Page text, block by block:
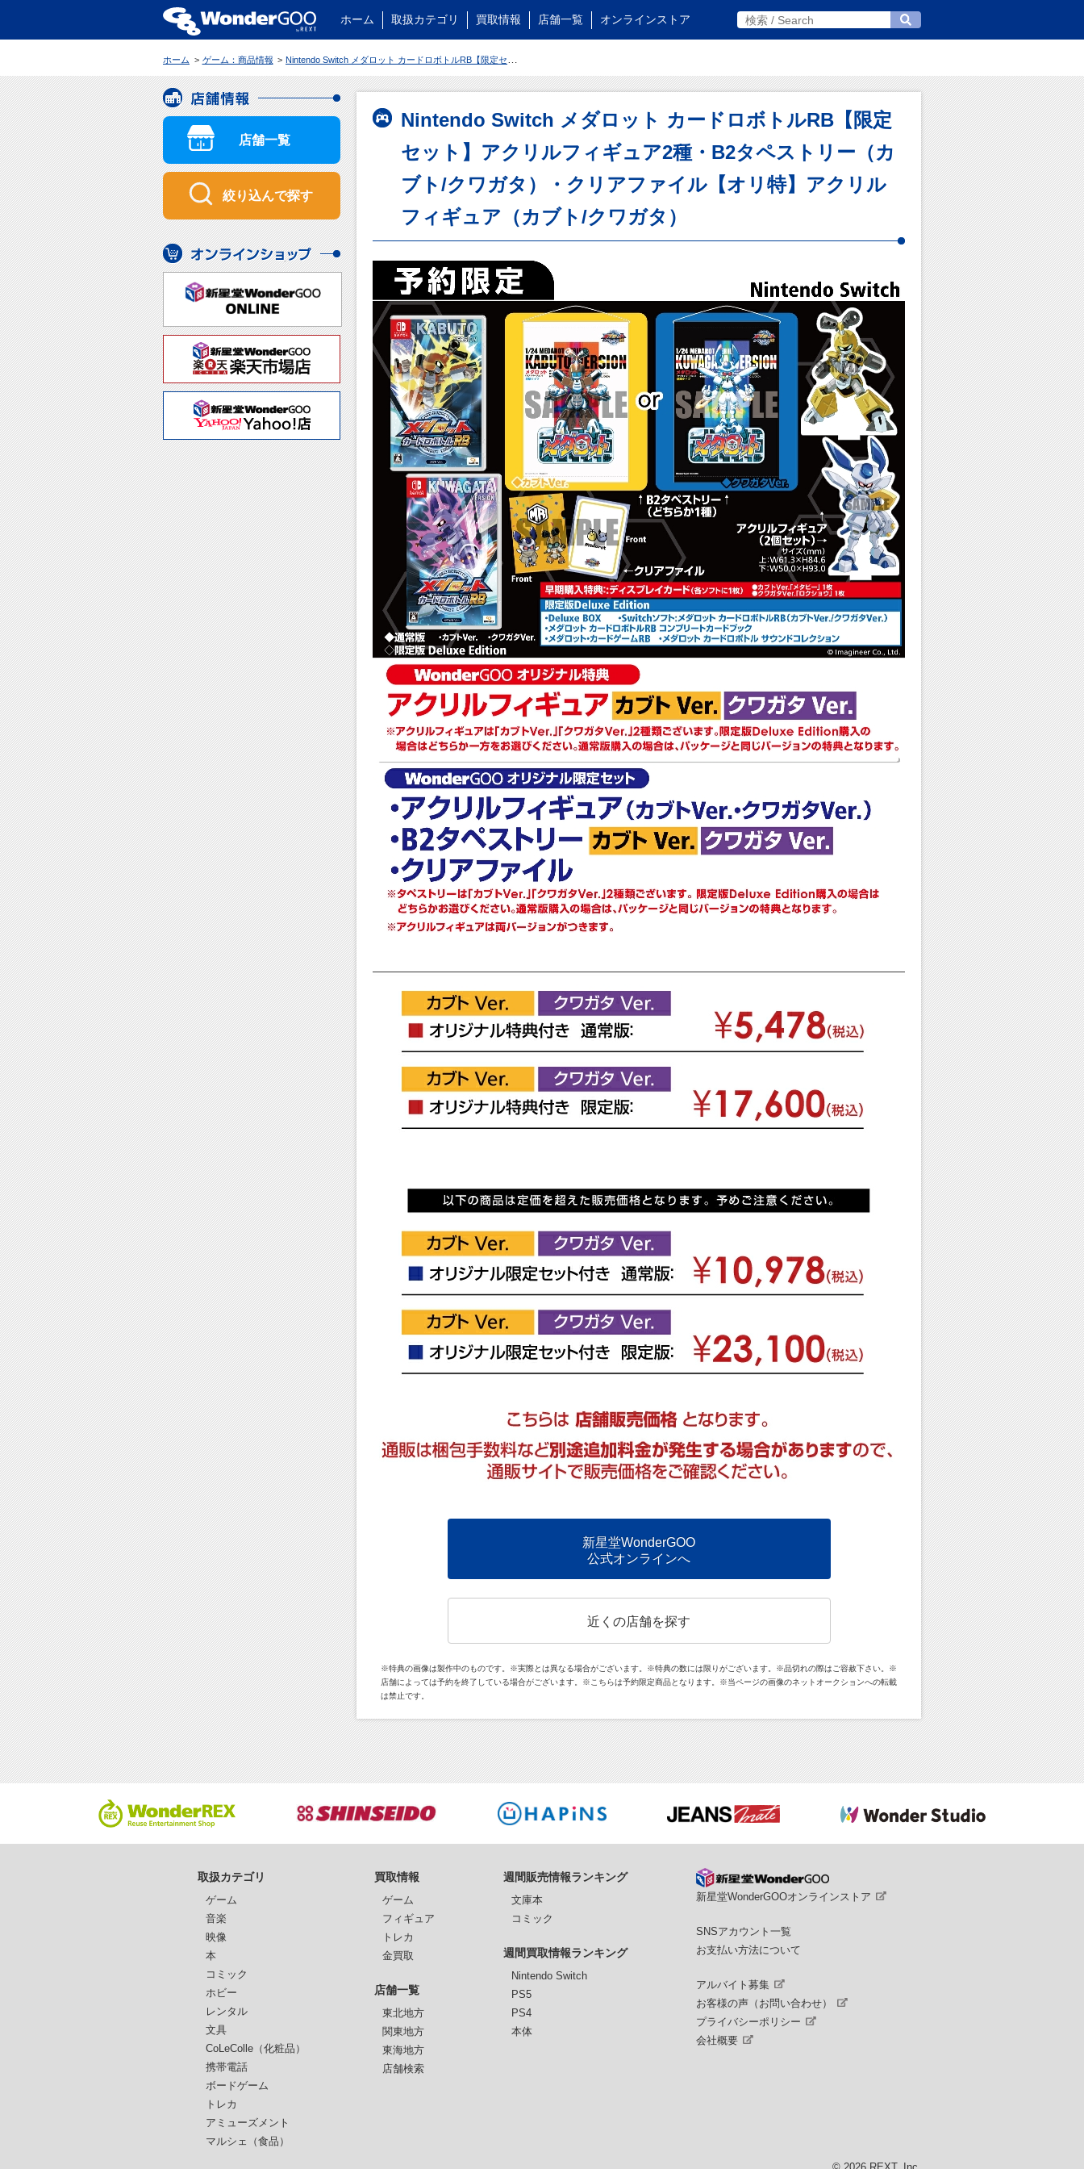
ホーム 取扱カテゴリ 買取情報 店舗一覧 オンラインストア
ホーム ゲーム：商品情報 Nintendo Switch メダロット カードロボトルRB【限定セット】アクリルフィギュア2種・B2タペストリー（カブト/クワガタ）・クリアファイル【オリ特】アクリルフィギュア（カブト/クワガタ）
Nintendo Switch メダロット カードロボトルRB【限定
セット】アクリルフィギュア2種・B2タペストリー（カ
ブト/クワガタ）・クリアファイル【オリ特】アクリル
フィギュア（カブト/クワガタ）
新星堂WonderGOO
公式オンラインへ
近くの店舗を探す
※特典の画像は製作中のものです。※実際とは異なる場合がございます。※特典の数には限りがございます。※品切れの際はご容赦下さい。※
店舗によっては予約を終了している場合がございます。※こちらは予約限定商品となります。※当ページの画像のネットオークションへの転載
は禁止です。
店舗情報
店舗一覧
絞り込んで探す
オンラインショップ
取扱カテゴリ
ゲーム
音楽
映像
本
コミック
ホビー
レンタル
文具
CoLeColle（化粧品）
携帯電話
ボードゲーム
トレカ
アミューズメント
マルシェ（食品）
買取情報
ゲーム
フィギュア
トレカ
金買取
店舗一覧
東北地方
関東地方
東海地方
店舗検索
週間販売情報ランキング
文庫本
コミック
週間買取情報ランキング
Nintendo Switch
PS5
PS4
本体
新星堂WonderGOOオンラインストア
SNSアカウント一覧
お支払い方法について
アルバイト募集
お客様の声（お問い合わせ）
プライバシーポリシー
会社概要